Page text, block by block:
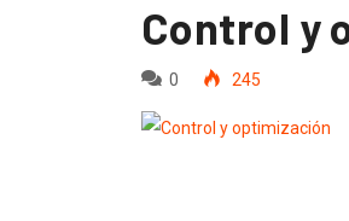
Control y
0 245